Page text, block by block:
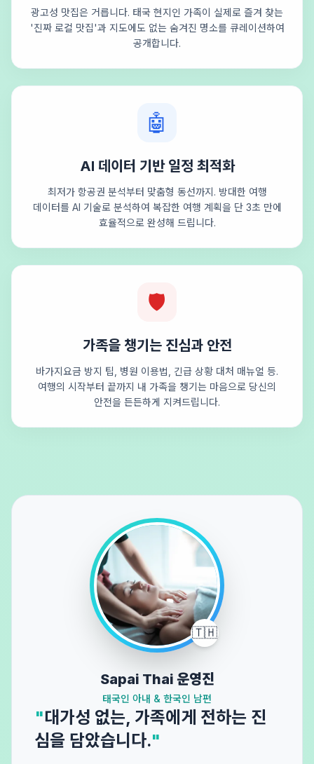
광고성 맛집은 거릅니다. 태국 현지인 가족이 실제로 즐겨 찾는
'진짜 로컬 맛집'과 지도에도 없는 숨겨진 명소를 큐레이션하여
공개합니다.
🤖
AI 데이터 기반 일정 최적화
최저가 항공권 분석부터 맞춤형 동선까지. 방대한 여행
데이터를 AI 기술로 분석하여 복잡한 여행 계획을 단 3초 만에
효율적으로 완성해 드립니다.
🛡️
가족을 챙기는 진심과 안전
바가지요금 방지 팁, 병원 이용법, 긴급 상황 대처 매뉴얼 등.
여행의 시작부터 끝까지 내 가족을 챙기는 마음으로 당신의
안전을 든든하게 지켜드립니다.
🇹🇭
Sapai Thai 운영진
태국인 아내 & 한국인 남편
"대가성 없는, 가족에게 전하는 진
심을 담았습니다."